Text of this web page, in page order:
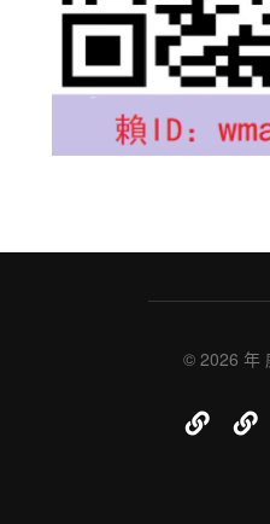
© 2026 年